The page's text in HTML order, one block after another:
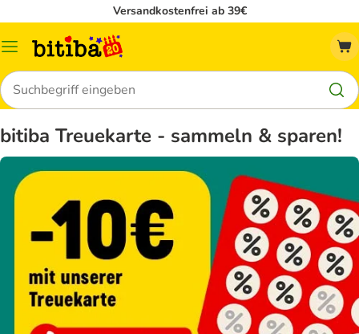
Versandkostenfrei ab 39€
Menü
Suchen
bitiba Treuekarte - sammeln & sparen!